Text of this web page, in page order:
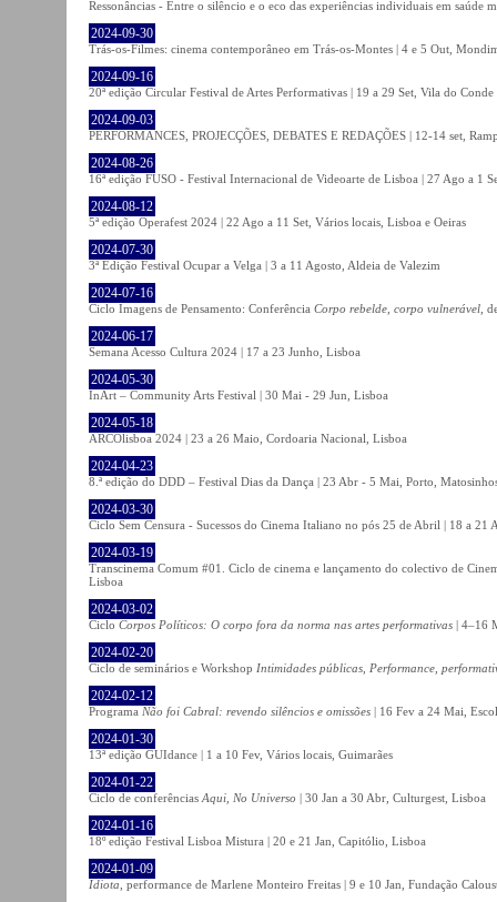
Ressonâncias - Entre o silêncio e o eco das experiências individuais em
2024-09-30
Trás-os-Filmes: cinema contemporâneo em Trás-os-Montes | 4 e 5 Out,
2024-09-16
20ª edição Circular Festival de Artes Performativas | 19 a 29 Set, Vila do Conde
2024-09-03
PERFORMANCES, PROJECÇÕES, DEBATES E REDAÇÕES | 12-14 set,
2024-08-26
16ª edição FUSO - Festival Internacional de Videoarte de Lisboa | 27 Ago a 1
2024-08-12
5ª edição Operafest 2024 | 22 Ago a 11 Set, Vários locais, Lisboa e Oeiras
2024-07-30
3ª Edição Festival Ocupar a Velga | 3 a 11 Agosto, Aldeia de Valezim
2024-07-16
Ciclo Imagens de Pensamento: Conferência Corpo rebelde, corpo vulnerável ,
2024-06-17
Semana Acesso Cultura 2024 | 17 a 23 Junho, Lisboa
2024-05-30
InArt – Community Arts Festival | 30 Mai - 29 Jun, Lisboa
2024-05-18
ARCOlisboa 2024 | 23 a 26 Maio, Cordoaria Nacional, Lisboa
2024-04-23
8.ª edição do DDD – Festival Dias da Dança | 23 Abr - 5 Mai, Porto,
2024-03-30
Ciclo Sem Censura - Sucessos do Cinema Italiano no pós 25 de Abril | 18 a
2024-03-19
Transcinema Comum #01. Ciclo de cinema e lançamento do colectivo de
Lisboa
2024-03-02
Ciclo Corpos Políticos: O corpo fora da norma nas artes performativas | 4–16
2024-02-20
Ciclo de seminários e Workshop Intimidades públicas, Performance,
2024-02-12
Programa Não foi Cabral: revendo silêncios e omissões | 16 Fev a 24 Mai,
2024-01-30
13ª edição GUIdance | 1 a 10 Fev, Vários locais, Guimarães
2024-01-22
Ciclo de conferências Aqui, No Universo | 30 Jan a 30 Abr, Culturgest, Lisboa
2024-01-16
18º edição Festival Lisboa Mistura | 20 e 21 Jan, Capitólio, Lisboa
2024-01-09
Idiota , performance de Marlene Monteiro Freitas | 9 e 10 Jan, Fundação